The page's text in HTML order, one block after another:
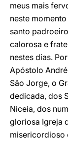
meus mais
neste
santo
calorosa e
nestes dias.
Apóstolo
São Jorge, o
dedicada, dos
Niceia, dos
gloriosa Igreja
misericordioso